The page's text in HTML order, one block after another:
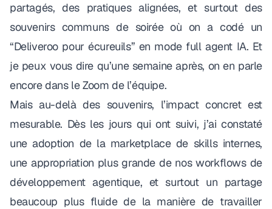
partagés, des pratiques alignées, et surtout des
souvenirs communs de soirée où on a codé un
“Deliveroo pour écureuils” en mode full agent IA. Et
je peux vous dire qu’une semaine après, on en parle
encore dans le Zoom de l’équipe.
Mais au-delà des souvenirs, l’impact concret est
mesurable. Dès les jours qui ont suivi, j’ai constaté
une adoption de la marketplace de skills internes,
une appropriation plus grande de nos workflows de
développement agentique, et surtout un partage
beaucoup plus fluide de la manière de travailler